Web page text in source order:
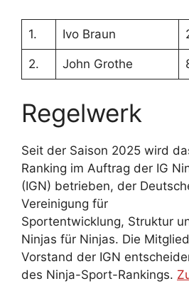
1. Ivo Braun
2. John Grothe
Regelwerk
Seit der Saison 2025 wird
Ranking im Auftrag der IG
(IGN) betrieben, der
Vereinigung für
Sportentwicklung, Struktur
Ninjas für Ninjas. Die
Vorstand der IGN
des Ninja-Sport-Rankings.